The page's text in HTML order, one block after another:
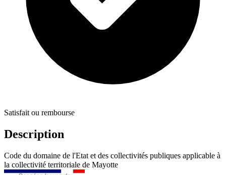
Satisfait ou rembourse
Description
Code du domaine de l'Etat et des collectivités publiques applicable à
la collectivité territoriale de Mayotte